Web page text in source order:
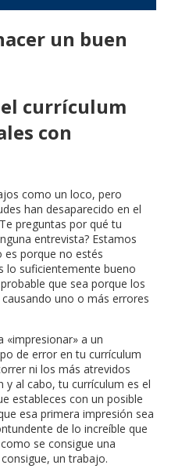
un buen
currículum
con
como un loco, pero
han desaparecido en el
preguntas por qué tu
entrevista? Estamos
es porque no estés
lo suficientemente bueno
que sea porque los
uno o más errores
«impresionar» a un
de error en tu currículum
ni los más atrevidos
y al cabo, tu currículum es el
estableces con un posible
esa primera impresión sea
de lo increíble que
se consigue una
un trabajo.